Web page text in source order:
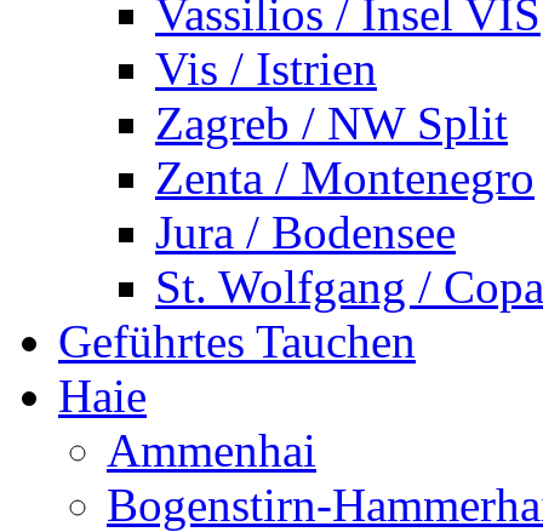
Vassilios / Insel VIS
Vis / Istrien
Zagreb / NW Split
Zenta / Montenegro
Jura / Bodensee
St. Wolfgang /
Geführtes Tauchen
Haie
Ammenhai
Bogenstirn-